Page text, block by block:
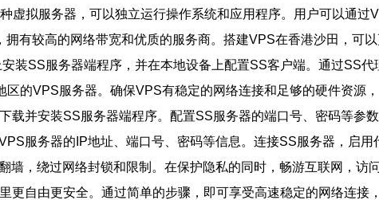
虚拟服务器，可以独立运行操作系统和应用程序。用户可以通过
有较高的网络带宽和优质的服务商。搭建VPS在香港沙田，可
装SS服务器端程序，并在本地设备上配置SS客户端。通过SS
的VPS服务器。确保VPS有稳定的网络连接和足够的硬件资源，
载并安装SS服务器端程序。配置SS服务器的端口号、密码等参
服务器的IP地址、端口号、密码等信息。连接SS服务器，启用
墙，绕过网络封锁和限制。在保护隐私的同时，畅游互联网，访
更自由更安全。通过简单的步骤，即可享受高速稳定的网络连接